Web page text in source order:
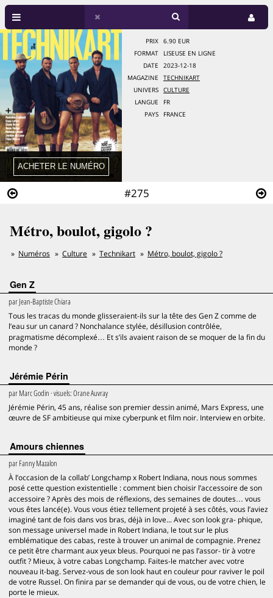
#275
PRIX
6.90 EUR
FORMAT
LISEUSE EN LIGNE
DATE
2023-12-18
MAGAZINE
TECHNIKART
UNIVERS
CULTURE
LANGUE
FR
PAYS
FRANCE
Métro, boulot, gigolo ?
Numéros Culture Technikart Métro, boulot, gigolo ?
Gen Z
parJean-Baptiste Chiara
Tous les tracas du monde glisseraient-ils sur la tête des Gen Z comme de
l’eau sur un canard ? Nonchalance stylée, désillusion contrôlée,
pragmatisme décomplexé… Et s’ils avaient raison de se moquer de la fin du
monde ?
Jérémie Périn
parMarc Godin · visuels:Orane Auvray
Jérémie Périn, 45 ans, réalise son premier dessin animé, Mars Express, une
œuvre de SF ambitieuse qui mixe cyberpunk et film noir. Interview en orbite.
Amours chiennes
parFanny Mazalon
À l’occasion de la collab’ Longchamp x Robert Indiana, nous nous sommes
posé cette question existentielle : comment bien choisir l’accessoire de son
accessoire ? Après des mois de réflexions, des semaines de doutes… vous
vous êtes lancé(e). Vous vous étiez tellement projeté à ses côtés, vous l’aviez
imaginé tant de fois dans vos bras, déjà in love... Avec son look gra- phique,
son message universel made in Robert Indiana, le tout sur le plus
emblématique des cabas, reste à trouver un animal de compagnie. Prenez
ce petit être charmant aux yeux bleus. Pourquoi ne pas l’assor- tir à votre
outfit ? Mieux, à votre cabas Longchamp. Faites-le matcher avec votre
nouveau it-bag. Servez-vous de son look haut en couleur pour raviver le poil
de votre Russel. On finira par se demander qui de vous, ou de votre chien, le
porte le mieux.